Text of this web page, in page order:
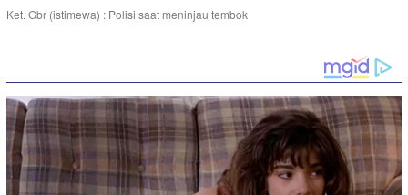
Ket. Gbr (istimewa) : Polisi saat meninjau tembok